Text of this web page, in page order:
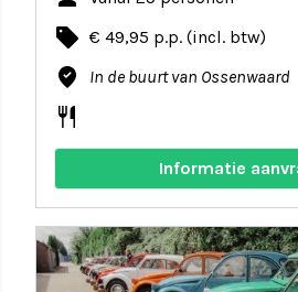
local_offer € 49,95 p.p. (incl. btw)
where_to_vote In de buurt van Ossenwaard
restaurant
Informatie